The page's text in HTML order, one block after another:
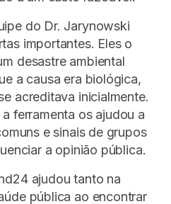
do Dr. Jarynowski
importantes. Eles o
desastre ambiental
a causa era biológica,
acreditava inicialmente.
ferramenta os ajudou a
e sinais de grupos
a opinião pública.
ajudou tanto na
pública ao encontrar